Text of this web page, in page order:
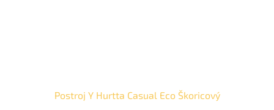
Postroj Y Hurtta Casual Eco Škoricový